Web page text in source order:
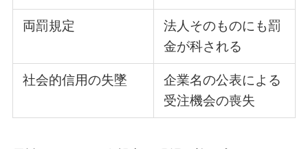
両罰規定
法人そのものにも罰
金が科される
社会的信用の失墜
企業名の公表による
受注機会の喪失